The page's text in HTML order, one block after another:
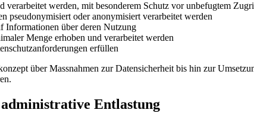
verarbeitet werden, mit besonderem Schutz vor unbefugtem
pseudonymisiert oder anonymisiert verarbeitet werden
Informationen über deren Nutzung
Menge erhoben und verarbeitet werden
erfüllen
über Massnahmen zur Datensicherheit bis hin zur
Entlastung